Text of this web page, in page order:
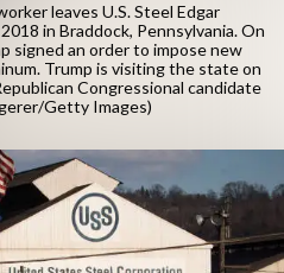
leaves U.S. Steel Edgar
in Braddock, Pennsylvania. On
signed an order to impose new
Trump is visiting the state on
Congressional candidate
Getty Images)